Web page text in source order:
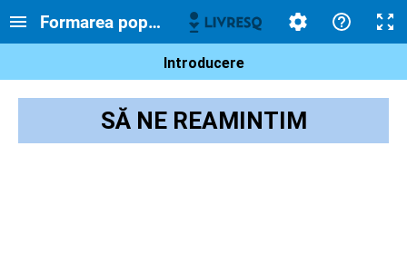
Formarea popoarelor medievale
Introducere
SĂ NE REAMINTIM